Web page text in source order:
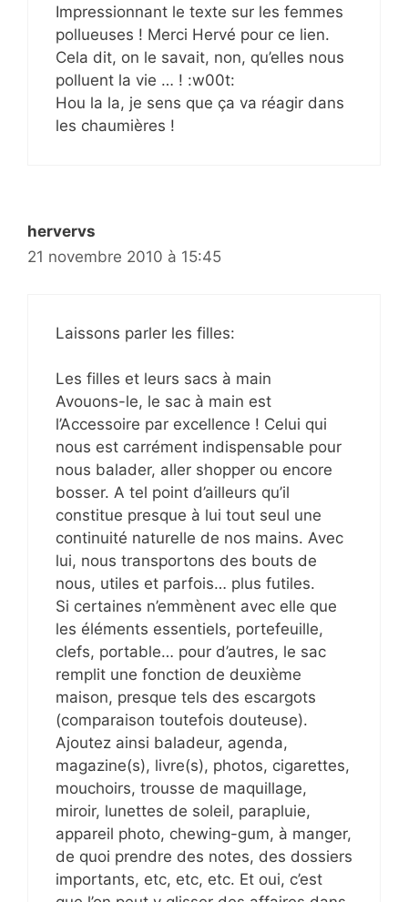
Impressionnant le texte sur les femmes
pollueuses ! Merci Hervé pour ce lien.
Cela dit, on le savait, non, qu’elles nous
polluent la vie … ! :w00t:
Hou la la, je sens que ça va réagir dans
les chaumières !
hervervs
21 novembre 2010 à 15:45
Laissons parler les filles:
Les filles et leurs sacs à main
Avouons-le, le sac à main est
l’Accessoire par excellence ! Celui qui
nous est carrément indispensable pour
nous balader, aller shopper ou encore
bosser. A tel point d’ailleurs qu’il
constitue presque à lui tout seul une
continuité naturelle de nos mains. Avec
lui, nous transportons des bouts de
nous, utiles et parfois… plus futiles.
Si certaines n’emmènent avec elle que
les éléments essentiels, portefeuille,
clefs, portable… pour d’autres, le sac
remplit une fonction de deuxième
maison, presque tels des escargots
(comparaison toutefois douteuse).
Ajoutez ainsi baladeur, agenda,
magazine(s), livre(s), photos, cigarettes,
mouchoirs, trousse de maquillage,
miroir, lunettes de soleil, parapluie,
appareil photo, chewing-gum, à manger,
de quoi prendre des notes, des dossiers
importants, etc, etc, etc. Et oui, c’est